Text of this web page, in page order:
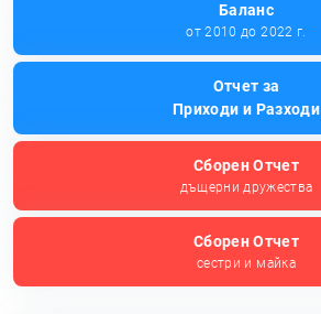
Баланс
от 2010 до 2022 г.
Отчет за
Приходи и Разходи
Сборен Отчет
дъщерни дружества
Сборен Отчет
сестри и майка